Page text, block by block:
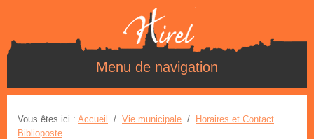
Menu de navigation
Vous êtes ici : Accueil / Vie municipale /
Horaires et Contact
Biblioposte